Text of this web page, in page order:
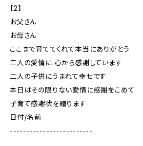
【2】
お父さん
お母さん
ここまで育ててくれて本当にありがとう
二人の愛情に 心から感謝しています
二人の子供にうまれて幸せです
本日はその限りない愛情に感謝をこめて
子育て感謝状を贈ります
日付/名前
-------------------------